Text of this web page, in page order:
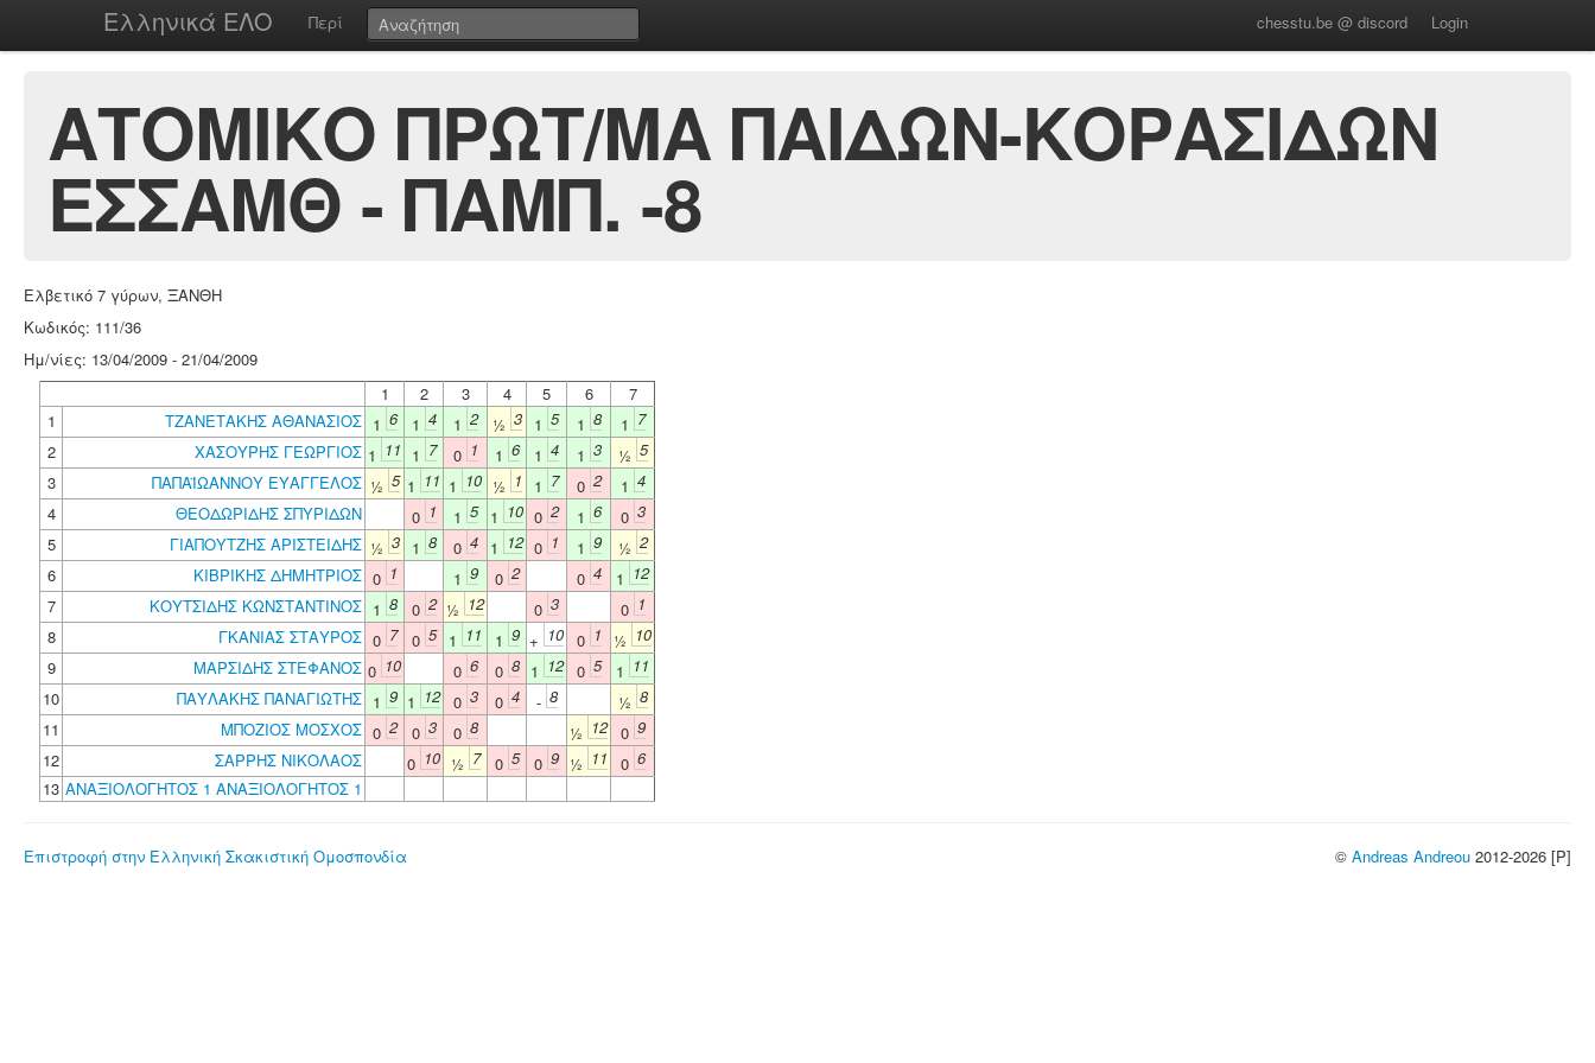
Ελληνικά ΕΛΟ Περί chesstu.be @ discord Login
ΑΤΟΜΙΚΟ ΠΡΩΤ/ΜΑ ΠΑΙΔΩΝ-ΚΟΡΑΣΙΔΩΝ
ΕΣΣΑΜΘ - ΠΑΜΠ. -8
Ελβετικό 7 γύρων, ΞΑΝΘΗ
Κωδικός: 111/36
Ημ/νίες: 13/04/2009 - 21/04/2009
1
2 3 4 5 6
7
1
ΤΖΑΝΕΤΑΚΗΣ ΑΘΑΝΑΣΙΟΣ 1 6 1 4 1 2 ½ 3 1 5 1 8 1 7
2
ΧΑΣΟΥΡΗΣ ΓΕΩΡΓΙΟΣ 1 11 1 7 0 1 1 6 1 4 1 3 ½ 5
3
ΠΑΠΑΪΩΑΝΝΟΥ ΕΥΑΓΓΕΛΟΣ ½ 5 1 11 1 10 ½ 1 1 7 0 2 1 4
4
ΘΕΟΔΩΡΙΔΗΣ ΣΠΥΡΙΔΩΝ 0 1 1 5 1 10 0 2 1 6 0 3
5
ΓΙΑΠΟΥΤΖΗΣ ΑΡΙΣΤΕΙΔΗΣ ½ 3 1 8 0 4 1 12 0 1 1 9 ½ 2
6
ΚΙΒΡΙΚΗΣ ΔΗΜΗΤΡΙΟΣ 0 1 1 9 0 2 0 4 1 12
7
ΚΟΥΤΣΙΔΗΣ ΚΩΝΣΤΑΝΤΙΝΟΣ 1 8 0 2 ½ 12 0 3 0 1
8
ΓΚΑΝΙΑΣ ΣΤΑΥΡΟΣ 0 7 0 5 1 11 1 9 + 10 0 1 ½ 10
9
ΜΑΡΣΙΔΗΣ ΣΤΕΦΑΝΟΣ 0 10 0 6 0 8 1 12 0 5 1 11
10
ΠΑΥΛΑΚΗΣ ΠΑΝΑΓΙΩΤΗΣ 1 9 1 12 0 3 0 4 - 8 ½ 8
11
ΜΠΟΖΙΟΣ ΜΟΣΧΟΣ 0 2 0 3 0 8 ½ 12 0 9
12
ΣΑΡΡΗΣ ΝΙΚΟΛΑΟΣ 0 10 ½ 7 0 5 0 9 ½ 11 0 6
13 ΑΝΑΞΙΟΛΟΓΗΤΟΣ 1 ΑΝΑΞΙΟΛΟΓΗΤΟΣ 1
Επιστροφή στην Ελληνική Σκακιστική Ομοσπονδία © Andreas Andreou 2012-2026 [P]